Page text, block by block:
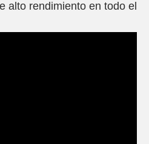
alto rendimiento en todo el